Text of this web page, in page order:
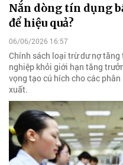
Nắn dòng tín dụng
để hiệu quả?
06/06/2026 16:57
Chính sách loại trừ dư nợ tăng
nghiệp khỏi giới hạn tăng
vọng tạo cú hích cho các
xuất.